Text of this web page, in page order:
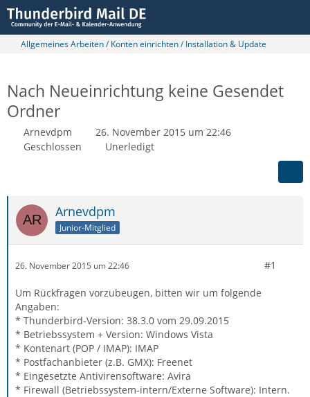
Allgemeines Arbeiten / Konten einrichten / Installation & Update
Nach Neueinrichtung keine Gesendet
Ordner
Arnevdpm
26. November 2015 um 22:46
Geschlossen
Unerledigt
Arnevdpm
Junior-Mitglied
26. November 2015 um 22:46 #1
Um Rückfragen vorzubeugen, bitten wir um folgende
Angaben:
* Thunderbird-Version: 38.3.0 vom 29.09.2015
* Betriebssystem + Version: Windows Vista
* Kontenart (POP / IMAP): IMAP
* Postfachanbieter (z.B. GMX): Freenet
* Eingesetzte Antivirensoftware: Avira
* Firewall (Betriebssystem-intern/Externe Software): Intern.